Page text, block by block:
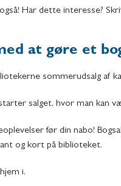
Har dette interesse?
at gøre et
sommerudsalg af
salget, hvor man kan
før din nabo!
og kort på biblioteket.
i.